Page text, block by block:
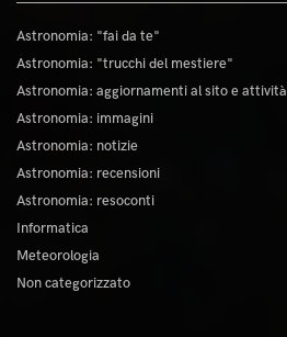
Astronomia: "fai da te"
Astronomia: "trucchi del mestiere"
Astronomia: aggiornamenti al sito e attività
Astronomia: immagini
Astronomia: notizie
Astronomia: recensioni
Astronomia: resoconti
Informatica
Meteorologia
Non categorizzato